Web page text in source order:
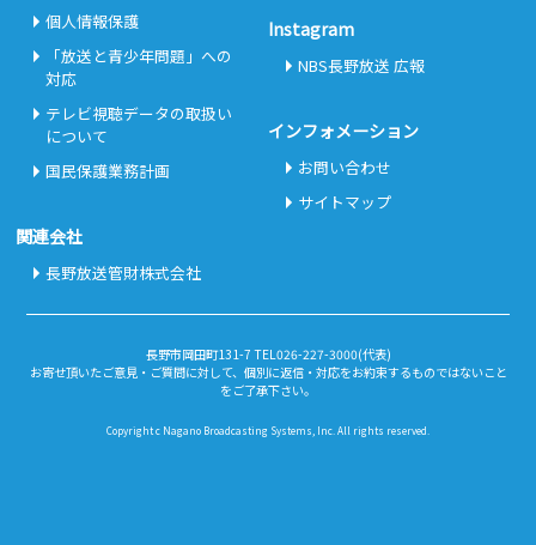
個人情報保護
「放送と青少年問題」への
対応
テレビ視聴データの取扱い
について
国民保護業務計画
関連会社
長野放送管財株式会社
Instagram
NBS長野放送 広報
インフォメーション
お問い合わせ
サイトマップ
長野市岡田町131-7 TEL026-227-3000(代表)
お寄せ頂いたご意見・ご質問に対して、個別に返信・対応をお約束するものではないこと
をご了承下さい。
Copyright c Nagano Broadcasting Systems, Inc. All rights reserved.